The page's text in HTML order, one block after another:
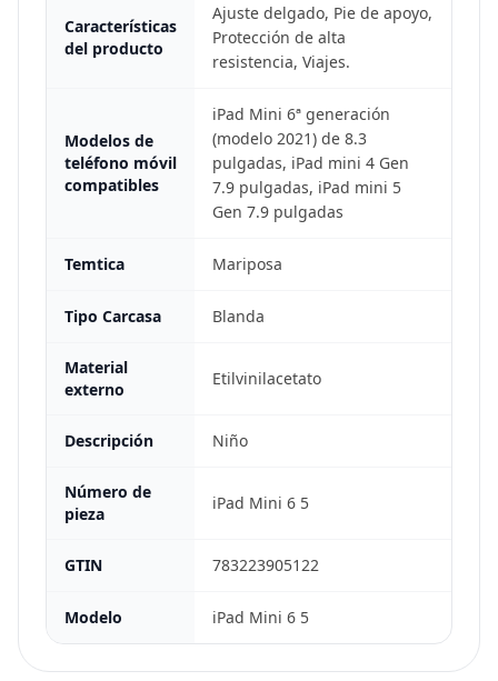
Características
del producto
Ajuste delgado, Pie de apoyo,
Protección de alta
resistencia, Viajes.
Modelos de
teléfono móvil
compatibles
iPad Mini 6ª generación
(modelo 2021) de 8.3
pulgadas, iPad mini 4 Gen
7.9 pulgadas, iPad mini 5
Gen 7.9 pulgadas
Temtica Mariposa
Tipo Carcasa Blanda
Material
externo
Etilvinilacetato
Descripción Niño
Número de
pieza
iPad Mini 6 5
GTIN 783223905122
Modelo iPad Mini 6 5